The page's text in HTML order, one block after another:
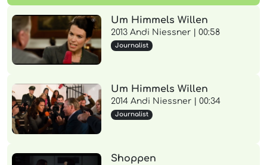
Um Himmels Willen
2013 Andi Niessner | 00:58
Journalist
Um Himmels Willen
2014 Andi Niessner | 00:34
Journalist
Shoppen